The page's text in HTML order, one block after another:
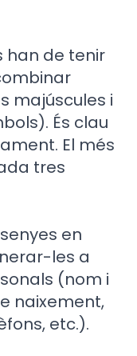
han de tenir
majúscules i
És clau
El més
tres
en
les a
(nom i
naixement,
etc.).